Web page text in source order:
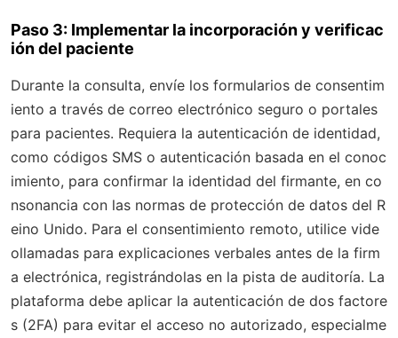
Paso 3: Implementar la incorporación y verificac
ión del paciente
Durante la consulta, envíe los formularios de consentim
iento a través de correo electrónico seguro o portales
para pacientes. Requiera la autenticación de identidad,
como códigos SMS o autenticación basada en el conoc
imiento, para confirmar la identidad del firmante, en co
nsonancia con las normas de protección de datos del R
eino Unido. Para el consentimiento remoto, utilice vide
ollamadas para explicaciones verbales antes de la firm
a electrónica, registrándolas en la pista de auditoría. La
plataforma debe aplicar la autenticación de dos factore
s (2FA) para evitar el acceso no autorizado, especialme